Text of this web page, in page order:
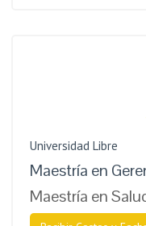
Universidad Libre
Maestría en
Maestría en